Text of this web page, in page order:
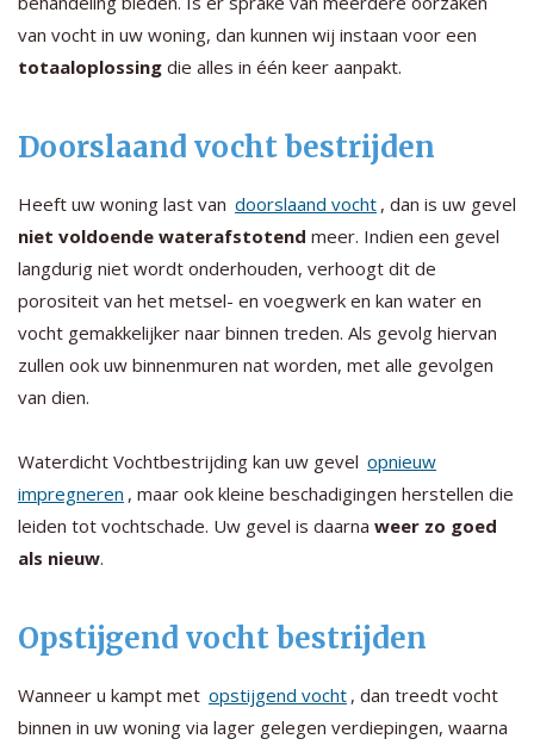
van vocht in uw woning, dan kunnen wij instaan voor een
totaaloplossing die alles in één keer aanpakt.
Doorslaand vocht bestrijden
Heeft uw woning last van doorslaand vocht , dan is uw gevel
niet voldoende waterafstotend meer. Indien een gevel
langdurig niet wordt onderhouden, verhoogt dit de
porositeit van het metsel- en voegwerk en kan water en
vocht gemakkelijker naar binnen treden. Als gevolg hiervan
zullen ook uw binnenmuren nat worden, met alle gevolgen
van dien.
Waterdicht Vochtbestrijding kan uw gevel opnieuw
impregneren , maar ook kleine beschadigingen herstellen die
leiden tot vochtschade. Uw gevel is daarna weer zo goed
als nieuw.
Opstijgend vocht bestrijden
Wanneer u kampt met opstijgend vocht , dan treedt vocht
binnen in uw woning via lager gelegen verdiepingen, waarna